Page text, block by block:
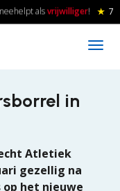
alsvrijwilliger! ★ 7
in
Atletiek
gezellig na
het nieuwe